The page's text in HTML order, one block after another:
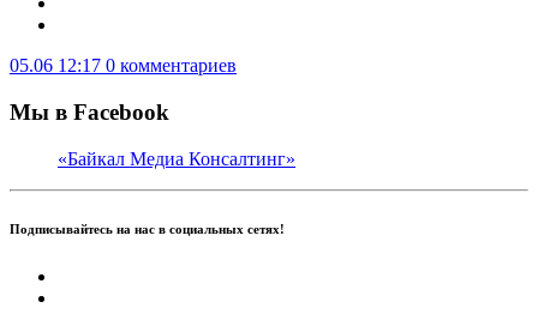
05.06 12:17 0 комментариев
Мы в Facebook
«Байкал Медиа Консалтинг»
Подписывайтесь на нас в социальных сетях!